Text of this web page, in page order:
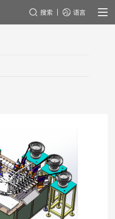
搜索 语言